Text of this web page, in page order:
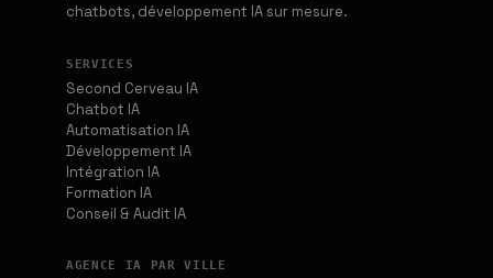
chatbots, développement IA sur mesure.
SERVICES
Second Cerveau IA
Chatbot IA
Automatisation IA
Développement IA
Intégration IA
Formation IA
Conseil & Audit IA
AGENCE IA PAR VILLE